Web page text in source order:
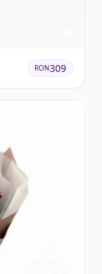
RON309